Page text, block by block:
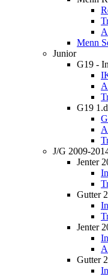
Menn
Junior
G19 -
G19
J/G 2009-
Jenter
Gutter
Jenter
Gutter